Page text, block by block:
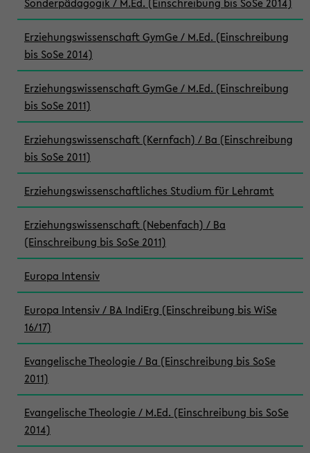
Erziehungswissenschaft GymGe / M.Ed. (Einschreibung
bis SoSe 2014)
Erziehungswissenschaft GymGe / M.Ed. (Einschreibung
bis SoSe 2011)
Erziehungswissenschaft (Kernfach) / Ba (Einschreibung
bis SoSe 2011)
Erziehungswissenschaftliches Studium für Lehramt
Erziehungswissenschaft (Nebenfach) / Ba
(Einschreibung bis SoSe 2011)
Europa Intensiv
Europa Intensiv / BA IndiErg (Einschreibung bis WiSe
16/17)
Evangelische Theologie / Ba (Einschreibung bis SoSe
2011)
Evangelische Theologie / M.Ed. (Einschreibung bis SoSe
2014)